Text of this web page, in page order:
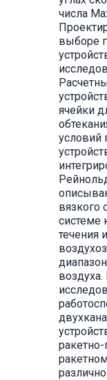
числа
выборе
ячейки
условий
вязкого
системе
течения